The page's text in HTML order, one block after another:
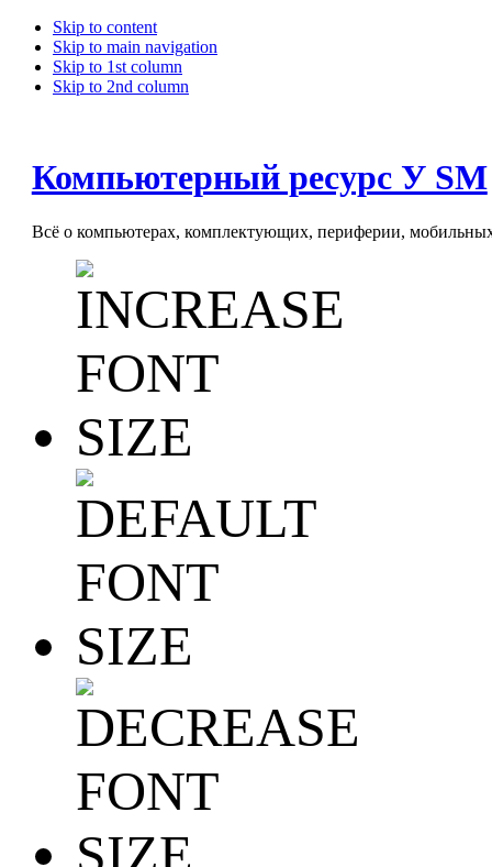
Skip to content
Skip to main navigation
Skip to 1st column
Skip to 2nd column
Компьютерный ресурс У SM
Всё о компьютерах, комплектующих, периферии, мобильных